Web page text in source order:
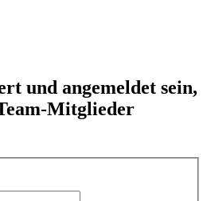
und angemeldet sein,
Mitglieder